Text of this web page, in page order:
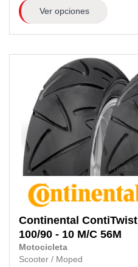
Ver opciones
Continental ContiTwist
100/90 - 10 M/C 56M
Motocicleta
Scooter / Moped